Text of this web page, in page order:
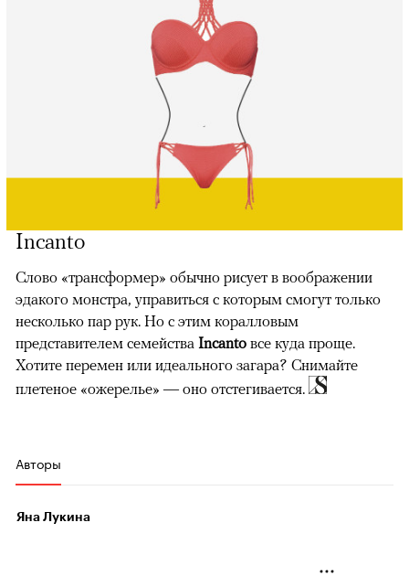
Incanto
Слово «трансформер» обычно рисует в воображении
эдакого монстра, управиться с которым смогут только
несколько пар рук. Но с этим коралловым
представителем семейства Incanto все куда проще.
Хотите перемен или идеального загара? Снимайте
плетеное «оже­релье» — оно отстегивается.
Авторы
Яна Лукина